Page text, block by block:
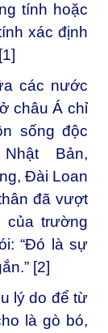
tính hoặc
xác định
các nước
châu Á chỉ
sống độc
Bản,
Đài Loan
đã vượt
của trường
“Đó là sự
[2]
lý do để từ
là gò bó,